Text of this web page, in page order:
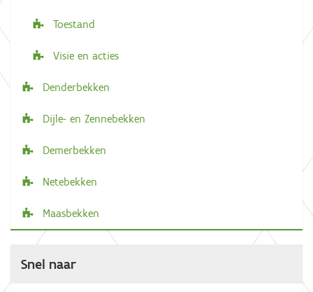
Toestand
Visie en acties
Denderbekken
Dijle- en Zennebekken
Demerbekken
Netebekken
Maasbekken
Snel naar